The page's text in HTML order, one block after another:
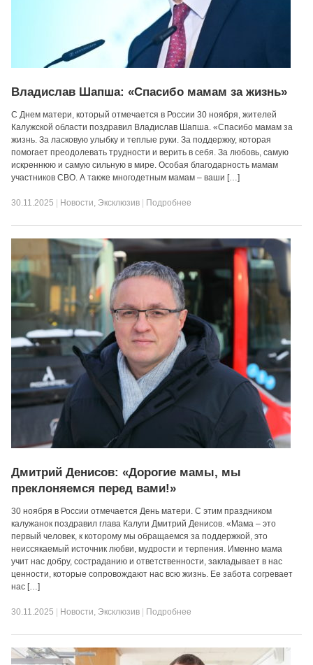
Владислав Шапша: «Спасибо мамам за жизнь»
С Днем матери, который отмечается в России 30 ноября, жителей
Калужской области поздравил Владислав Шапша. «Спасибо мамам за
жизнь. За ласковую улыбку и теплые руки. За поддержку, которая
помогает преодолевать трудности и верить в себя. За любовь, самую
искреннюю и самую сильную в мире. Особая благодарность мамам
участников СВО. А также многодетным мамам – ваши […]
30.11.2025 Новости, Эксклюзив Подробнее
Дмитрий Денисов: «Дорогие мамы, мы
преклоняемся перед вами!»
30 ноября в России отмечается День матери. С этим праздником
калужанок поздравил глава Калуги Дмитрий Денисов. «Мама – это
первый человек, к которому мы обращаемся за поддержкой, это
неиссякаемый источник любви, мудрости и терпения. Именно мама
учит нас добру, состраданию и ответственности, закладывает в нас
ценности, которые сопровождают нас всю жизнь. Ее забота согревает
нас […]
30.11.2025 Новости, Эксклюзив Подробнее